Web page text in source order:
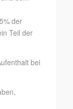
der
Teil der
bei